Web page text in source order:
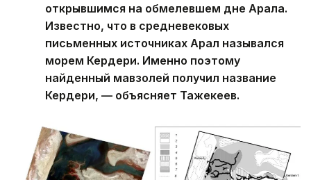
открывшимся на обмелевшем дне Арала.
Известно, что в средневековых
письменных источниках Арал назывался
морем Кердери. Именно поэтому
найденный мавзолей получил название
Кердери, — объясняет Тажекеев.